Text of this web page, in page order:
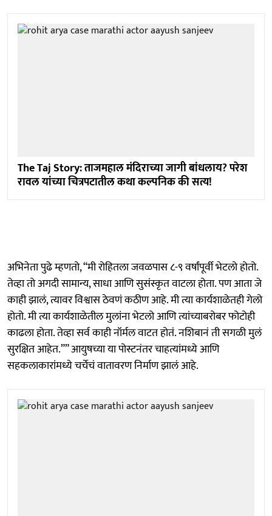
The Taj Story: ताजमहाल मंदिराच्या जागी बांधलाय? परेश
रावल यांच्या चित्रपटातील कथा कल्पनिक की सत्य!
अभिनेता पुढे म्हणतो, “मी रोहितला जवळपास ८-९ वर्षांपूर्वी भेटलो होतो.
तेव्हा तो अगदी सामान्य, साधा आणि सुसंस्कृत वाटला होता. पण आता जे
काही झालं, त्यावर विश्वास ठेवणं कठीण आहे. मी त्या कार्यशाळेतही गेलो
होतो. मी त्या कार्यशाळेतील मुलांना भेटलो आणि त्यांच्याबरोबर फोटोही
काढला होता. तेव्हा सर्व काही नॉर्मल वाटत होतं. नशिबानं ती सगळी मुलं
सुरक्षित आहेत.”” आयुषच्या या पोस्टनंतर चाहत्यांमध्ये आणि
सहकलाकारांमध्ये चर्चेचं वातावरण निर्माण झालं आहे.